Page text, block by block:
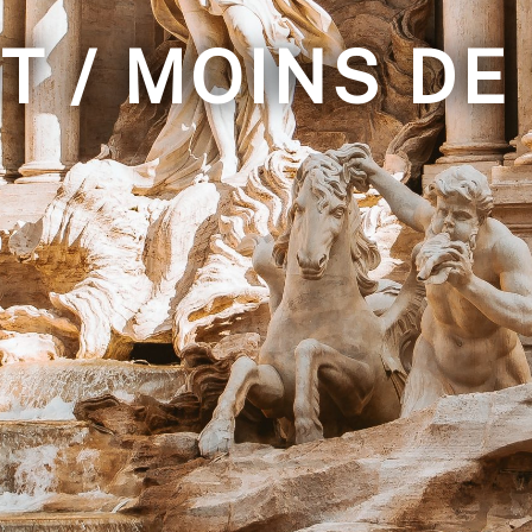
/ MOINS DE